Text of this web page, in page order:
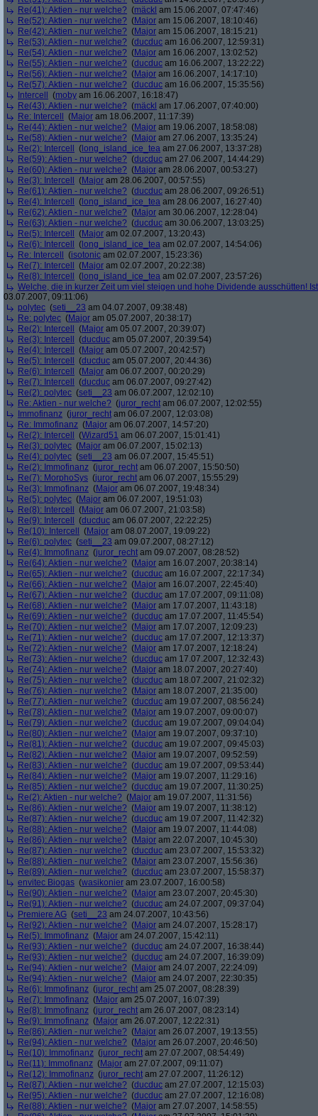
Re(41): Aktien - nur welche? (mäckl am 15.06.2007, 07:47:46)
Re(52): Aktien - nur welche? (Major am 15.06.2007, 18:10:46)
Re(42): Aktien - nur welche? (Major am 15.06.2007, 18:15:21)
Re(53): Aktien - nur welche? (ducduc am 16.06.2007, 12:59:31)
Re(54): Aktien - nur welche? (Major am 16.06.2007, 13:02:52)
Re(55): Aktien - nur welche? (ducduc am 16.06.2007, 13:22:22)
Re(56): Aktien - nur welche? (Major am 16.06.2007, 14:17:10)
Re(57): Aktien - nur welche? (ducduc am 16.06.2007, 15:35:56)
Intercell
(moby am 16.06.2007, 16:18:47)
Re(43): Aktien - nur welche? (mäckl am 17.06.2007, 07:40:00)
Re: Intercell
(Major am 18.06.2007, 11:17:39)
Re(44): Aktien - nur welche? (Major am 19.06.2007, 18:58:08)
Re(58): Aktien - nur welche? (Major am 27.06.2007, 13:35:24)
Re(2): Intercell
( long_island_ice_tea am 27.06.2007, 13:37:28)
Re(59): Aktien - nur welche? (ducduc am 27.06.2007, 14:44:29)
Re(60): Aktien - nur welche? (Major am 28.06.2007, 00:53:27)
Re(3): Intercell
(Major am 28.06.2007, 00:57:55)
Re(61): Aktien - nur welche? (ducduc am 28.06.2007, 09:26:51)
Re(4): Intercell
( long_island_ice_tea am 28.06.2007, 16:27:40)
Re(62): Aktien - nur welche? (Major am 30.06.2007, 12:28:04)
Re(63): Aktien - nur welche? (ducduc am 30.06.2007, 13:03:25)
Re(5): Intercell
(Major am 02.07.2007, 13:20:43)
Re(6): Intercell
( long_island_ice_tea am 02.07.2007, 14:54:06)
Re: Intercell
(isotonic am 02.07.2007, 15:23:36)
Re(7): Intercell
(Major am 02.07.2007, 20:22:38)
Re(8): Intercell
( long_island_ice_tea am 02.07.2007, 23:57:26)
Welche, die in kurzer Zeit um viel steigen und hohe Dividende ausschütten!
03.07.2007, 09:11:06)
polytec (seti__23 am 04.07.2007, 09:38:48)
Re: polytec (Major am 05.07.2007, 20:38:17)
Re(2): Intercell
(Major am 05.07.2007, 20:39:07)
Re(3): Intercell
(ducduc am 05.07.2007, 20:39:54)
Re(4): Intercell
(Major am 05.07.2007, 20:42:57)
Re(5): Intercell
(ducduc am 05.07.2007, 20:44:36)
Re(6): Intercell
(Major am 06.07.2007, 00:20:29)
Re(7): Intercell
(ducduc am 06.07.2007, 09:27:42)
Re(2): polytec (seti__23 am 06.07.2007, 12:02:10)
Re: Aktien - nur welche? (juror_recht am 06.07.2007, 12:02:55)
Immofinanz (juror_recht am 06.07.2007, 12:03:08)
Re: Immofinanz (Major am 06.07.2007, 14:57:20)
Re(2): Intercell
(Wizard51 am 06.07.2007, 15:01:41)
Re(3): polytec (Major am 06.07.2007, 15:02:13)
Re(4): polytec (seti__23 am 06.07.2007, 15:45:51)
Re(2): Immofinanz (juror_recht am 06.07.2007, 15:50:50)
Re(7): MorphoSys (juror_recht am 06.07.2007, 15:55:29)
Re(3): Immofinanz (Major am 06.07.2007, 19:48:34)
Re(5): polytec (Major am 06.07.2007, 19:51:03)
Re(8): Intercell
(Major am 06.07.2007, 21:03:58)
Re(9): Intercell
(ducduc am 06.07.2007, 22:22:25)
Re(10): Intercell
(Major am 08.07.2007, 19:09:22)
Re(6): polytec (seti__23 am 09.07.2007, 08:27:12)
Re(4): Immofinanz (juror_recht am 09.07.2007, 08:28:52)
Re(64): Aktien - nur welche? (Major am 16.07.2007, 20:38:14)
Re(65): Aktien - nur welche? (ducduc am 16.07.2007, 22:17:34)
Re(66): Aktien - nur welche? (Major am 16.07.2007, 22:45:40)
Re(67): Aktien - nur welche? (ducduc am 17.07.2007, 09:11:08)
Re(68): Aktien - nur welche? (Major am 17.07.2007, 11:43:18)
Re(69): Aktien - nur welche? (ducduc am 17.07.2007, 11:45:54)
Re(70): Aktien - nur welche? (Major am 17.07.2007, 12:09:23)
Re(71): Aktien - nur welche? (ducduc am 17.07.2007, 12:13:37)
Re(72): Aktien - nur welche? (Major am 17.07.2007, 12:18:24)
Re(73): Aktien - nur welche? (ducduc am 17.07.2007, 12:32:43)
Re(74): Aktien - nur welche? (Major am 18.07.2007, 20:27:40)
Re(75): Aktien - nur welche? (ducduc am 18.07.2007, 21:02:32)
Re(76): Aktien - nur welche? (Major am 18.07.2007, 21:35:00)
Re(77): Aktien - nur welche? (ducduc am 19.07.2007, 08:56:24)
Re(78): Aktien - nur welche? (Major am 19.07.2007, 09:00:07)
Re(79): Aktien - nur welche? (ducduc am 19.07.2007, 09:04:04)
Re(80): Aktien - nur welche? (Major am 19.07.2007, 09:37:10)
Re(81): Aktien - nur welche? (ducduc am 19.07.2007, 09:45:03)
Re(82): Aktien - nur welche? (Major am 19.07.2007, 09:52:59)
Re(83): Aktien - nur welche? (ducduc am 19.07.2007, 09:53:44)
Re(84): Aktien - nur welche? (Major am 19.07.2007, 11:29:16)
Re(85): Aktien - nur welche? (ducduc am 19.07.2007, 11:30:25)
Re(2): Aktien - nur welche? (Major am 19.07.2007, 11:31:56)
Re(86): Aktien - nur welche? (Major am 19.07.2007, 11:38:12)
Re(87): Aktien - nur welche? (ducduc am 19.07.2007, 11:42:32)
Re(88): Aktien - nur welche? (Major am 19.07.2007, 11:44:08)
Re(86): Aktien - nur welche? (Major am 22.07.2007, 10:45:30)
Re(87): Aktien - nur welche? (ducduc am 23.07.2007, 15:53:32)
Re(88): Aktien - nur welche? (Major am 23.07.2007, 15:56:36)
Re(89): Aktien - nur welche? (ducduc am 23.07.2007, 15:58:37)
envitec Biogas (wasikonier am 23.07.2007, 16:00:58)
Re(90): Aktien - nur welche? (Major am 23.07.2007, 20:45:30)
Re(91): Aktien - nur welche? (ducduc am 24.07.2007, 09:37:04)
Premiere AG (seti__23 am 24.07.2007, 10:43:56)
Re(92): Aktien - nur welche? (Major am 24.07.2007, 15:28:17)
Re(5): Immofinanz (Major am 24.07.2007, 15:42:11)
Re(93): Aktien - nur welche? (ducduc am 24.07.2007, 16:38:44)
Re(93): Aktien - nur welche? (ducduc am 24.07.2007, 16:39:09)
Re(94): Aktien - nur welche? (Major am 24.07.2007, 22:24:09)
Re(94): Aktien - nur welche? (Major am 24.07.2007, 22:30:35)
Re(6): Immofinanz (juror_recht am 25.07.2007, 08:28:39)
Re(7): Immofinanz (Major am 25.07.2007, 16:07:39)
Re(8): Immofinanz (juror_recht am 26.07.2007, 08:23:14)
Re(9): Immofinanz (Major am 26.07.2007, 12:22:31)
Re(86): Aktien - nur welche? (Major am 26.07.2007, 19:13:55)
Re(94): Aktien - nur welche? (Major am 26.07.2007, 20:46:50)
Re(10): Immofinanz (juror_recht am 27.07.2007, 08:54:49)
Re(11): Immofinanz (Major am 27.07.2007, 09:11:07)
Re(12): Immofinanz (juror_recht am 27.07.2007, 11:26:12)
Re(87): Aktien - nur welche? (ducduc am 27.07.2007, 12:15:03)
Re(95): Aktien - nur welche? (ducduc am 27.07.2007, 12:16:08)
Re(88): Aktien - nur welche? (Major am 27.07.2007, 14:58:55)